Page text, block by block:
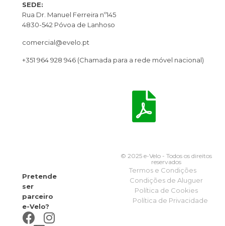
SEDE:
Rua Dr. Manuel Ferreira nº145
4830-542 Póvoa de Lanhoso
comercial@evelo.pt
+351 964 928 946 (Chamada para a rede móvel nacional)
Pretende
ser
parceiro
e-Velo?
© 2025 e-Velo - Todos os direitos
reservados
Termos e Condições
Condições de Aluguer
Política de Cookies
Política de Privacidade